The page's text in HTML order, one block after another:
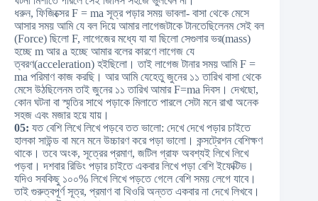
ধরুন, ফিজিক্সের F = ma সূত্র পড়ার সময় ভাবলা- বাসা থেকে মেসে
আসার সময় আমি যে বল দিয়ে আমার লাগেজটাকে টানতেছিলেনম সেই বল
(Force) ছিলো F, লাগেজের মধ্যে যা যা ছিলো সেগুলার ভর(mass)
হচ্ছে m আর a হচ্ছে আমার বলের কারণে লাগেজ যে
ত্বরণ(acceleration) হইছিলো। তাই লাগেজ টানার সময় আমি F =
ma পরিমাণ কাজ করছি। আর আমি যেহেতু জুনের ১১ তারিখ বাসা থেকে
মেসে উঠছিলেনম তাই জুনের ১১ তারিখ আমার F=ma দিবস। দেখছো,
কোন ঘটনা বা স্মৃতির সাথে পড়াকে মিলাতে পারলে সেটা মনে রাখা অনেক
সহজ এবং মজার হয়ে যায়।
05: যত বেশি লিখে লিখে পড়বে তত ভালো: দেখে দেখে পড়ার চাইতে
হালকা সাউন্ড বা মনে মনে উচ্চারণ করে পড়া ভালো। কন্সট্রেশন বেশিক্ষণ
থাকে। তবে অংক, সূত্রের প্রমাণ, জটিল গ্রাফ অবশ্যই লিখে লিখে
পড়বা। দশবার রিডিং পড়ার চাইতে একবার লিখে পড়া বেশি ইফেক্টিভ।
যদিও সবকিছু ১০০% লিখে লিখে পড়তে গেলে বেশি সময় লেগে যাবে।
তাই গুরুত্বপূর্ণ সূত্র, প্রমাণ বা থিওরি অন্তত একবার না দেখে লিখবে।